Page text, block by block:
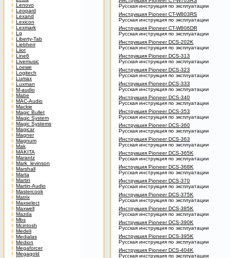
Lenovo
Leopard
Lexand
Lexicon
Lexmark
Lg
Liberty-Tab
Liebherr
Liiot
Line6
Livemusic
Loewe
Logitech
Lumax
Luxman
M-audio
Mabe
MAC-Audio
Mackie
Magic Bullet
Magic System
Magic Systems
Magicar
Magner
Magnum
Mak
MAKITA
Marantz
Mark_levinson
Marshall
Marta
Martin
Martin-Audio
Mastercook
Matrix
Maxselect
Maxwell
Mazda
Mbs
Mcintosh
Medeli
Medialas
Medion
Megaforcer
Megagold
Русская инструкция по эксплуатации
Инструкция Pioneer CT-W803RS
Русская инструкция по эксплуатации
Инструкция Pioneer CT-W806DR
Русская инструкция по эксплуатации
Инструкция Pioneer DCS-202K
Русская инструкция по эксплуатации
Инструкция Pioneer DCS-313
Русская инструкция по эксплуатации
Инструкция Pioneer DCS-323
Русская инструкция по эксплуатации
Инструкция Pioneer DCS-333
Русская инструкция по эксплуатации
Инструкция Pioneer DCS-340
Русская инструкция по эксплуатации
Инструкция Pioneer DCS-353
Русская инструкция по эксплуатации
Инструкция Pioneer DCS-360
Русская инструкция по эксплуатации
Инструкция Pioneer DCS-363
Русская инструкция по эксплуатации
Инструкция Pioneer DCS-365K
Русская инструкция по эксплуатации
Инструкция Pioneer DCS-368K
Русская инструкция по эксплуатации
Инструкция Pioneer DCS-370
Русская инструкция по эксплуатации
Инструкция Pioneer DCS-375K
Русская инструкция по эксплуатации
Инструкция Pioneer DCS-385K
Русская инструкция по эксплуатации
Инструкция Pioneer DCS-390K
Русская инструкция по эксплуатации
Инструкция Pioneer DCS-395K
Русская инструкция по эксплуатации
Инструкция Pioneer DCS-404K
Русская инструкция по эксплуатации